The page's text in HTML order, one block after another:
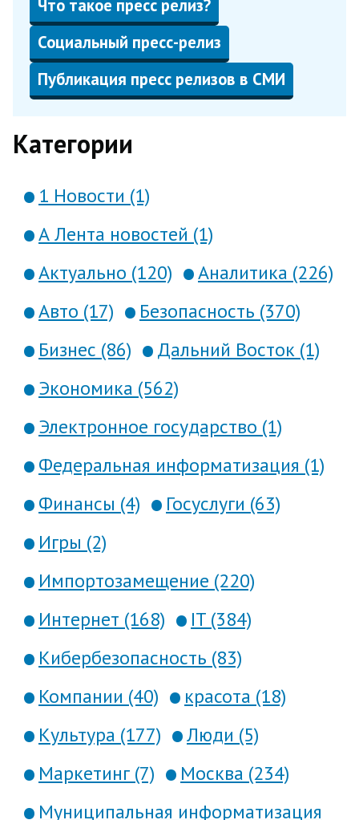
Что такое пресс релиз?
Социальный пресс-релиз
Публикация пресс релизов в СМИ
Категории
1 Новости (1)
А Лента новостей (1)
Актуально (120)
Аналитика (226)
Авто (17)
Безопасность (370)
Бизнес (86)
Дальний Восток (1)
Экономика (562)
Электронное государство (1)
Федеральная информатизация (1)
Финансы (4)
Госуслуги (63)
Игры (2)
Импортозамещение (220)
Интернет (168)
IT (384)
Кибербезопасность (83)
Компании (40)
красота (18)
Культура (177)
Люди (5)
Маркетинг (7)
Москва (234)
Муниципальная информатизация